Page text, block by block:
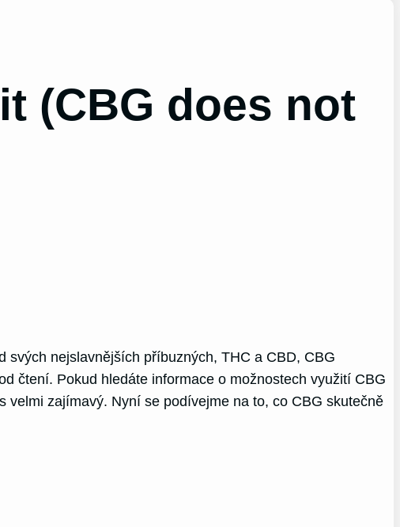
(CBG does not
nejslavnějších příbuzných, THC a CBD, CBG
čtení. Pokud hledáte informace o možnostech využití CBG
zajímavý. Nyní se podívejme na to, co CBG skutečně